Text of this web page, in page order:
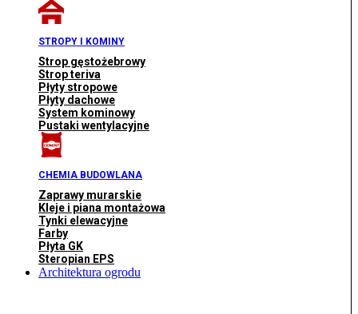
STROPY I KOMINY
Strop gęstożebrowy
Strop teriva
Płyty stropowe
Płyty dachowe
System kominowy
Pustaki wentylacyjne
CHEMIA BUDOWLANA
Zaprawy murarskie
Kleje i piana montażowa
Tynki elewacyjne
Farby
Płyta GK
Steropian EPS
Architektura ogrodu